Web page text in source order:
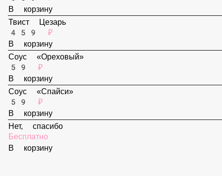
В корзину
Креветки Темпура - 6 шт.
669 ₽
В корзину
Твист Цезарь
459 ₽
В корзину
Соус «Ореховый»
59 ₽
В корзину
Соус «Спайси»